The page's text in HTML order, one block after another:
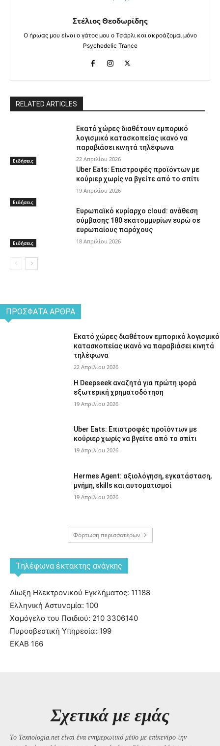
Στέλιος Θεοδωρίδης
Ο ήρωας μου είναι ο γάτος μου ο Τσάρλι και ακροάζομαι μόνο
Psychedelic Trance
RELATED ARTICLES
Ειδήσεις
Εκατό χώρες διαθέτουν εμπορικό
λογισμικό κατασκοπείας ικανό να
παραβιάσει κινητά τηλέφωνα
22 Απριλίου 2026
Ειδήσεις
Uber Eats: Επιστροφές προϊόντων με
κούριερ χωρίς να βγείτε από το σπίτι
19 Απριλίου 2026
Ειδήσεις
Ευρωπαϊκό κυρίαρχο cloud: ανάθεση
σύμβασης 180 εκατομμυρίων ευρώ σε
ευρωπαίους παρόχους
18 Απριλίου 2026
ΠΡΌΣΦΑΤΑ ΆΡΘΡΑ
Εκατό χώρες διαθέτουν εμπορικό λογισμικό
κατασκοπείας ικανό να παραβιάσει κινητά
τηλέφωνα
22 Απριλίου 2026
Η Deepseek αναζητά για πρώτη φορά
εξωτερική χρηματοδότηση
19 Απριλίου 2026
Uber Eats: Επιστροφές προϊόντων με
κούριερ χωρίς να βγείτε από το σπίτι
19 Απριλίου 2026
Hermes Agent: αξιολόγηση, εγκατάσταση,
μνήμη, skills και αυτοματισμοί
19 Απριλίου 2026
Φόρτωση περισσοτέρων
Tηλέφωνα έκτακτης ανάγκης
Δίωξη Ηλεκτρονικού Εγκλήματος: 11188
Ελληνική Αστυνομία: 100
Χαμόγελο του Παιδιού: 210 3306140
Πυροσβεστική Υπηρεσία: 199
ΕΚΑΒ 166
Σχετικά με εμάς
Το Texnologia.net είναι ένα ενημερωτικό μέσο με επίκεντρο την